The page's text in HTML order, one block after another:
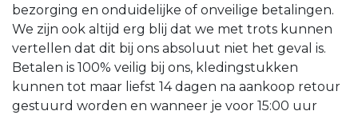
bezorging en onduidelijke of onveilige betalingen.
We zijn ook altijd erg blij dat we met trots kunnen
vertellen dat dit bij ons absoluut niet het geval is.
Betalen is 100% veilig bij ons, kledingstukken
kunnen tot maar liefst 14 dagen na aankoop retour
gestuurd worden en wanneer je voor 15:00 uur